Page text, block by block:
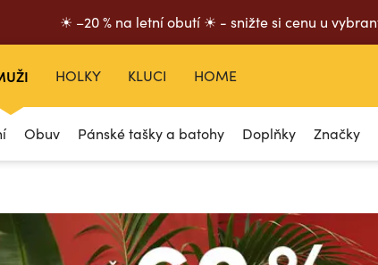
☀ –20 % na letní obutí ☀ - snižte si cenu u
Obuv Pánské tašky a batohy Doplňky Značky
HOLKY KLUCI HOME